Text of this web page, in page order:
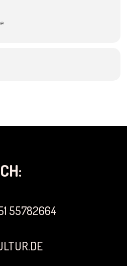
55782664